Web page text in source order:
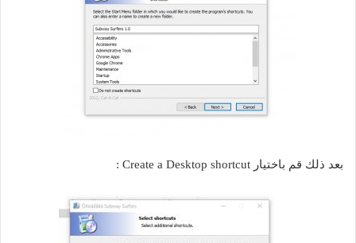
بعد ذلك قم باختيار Create a Desktop shortcut :